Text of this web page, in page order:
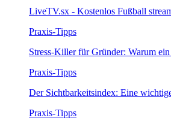
LiveTV.sx - Kostenlos Fußball
Praxis-Tipps
Stress-Killer für Gründer: Warum
Praxis-Tipps
Der Sichtbarkeitsindex: Eine
Praxis-Tipps